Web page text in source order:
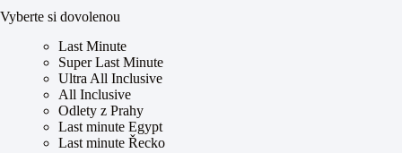
Vyberte si dovolenou
Last Minute
Super Last Minute
Ultra All Inclusive
All Inclusive
Odlety z Prahy
Last minute Egypt
Last minute Řecko